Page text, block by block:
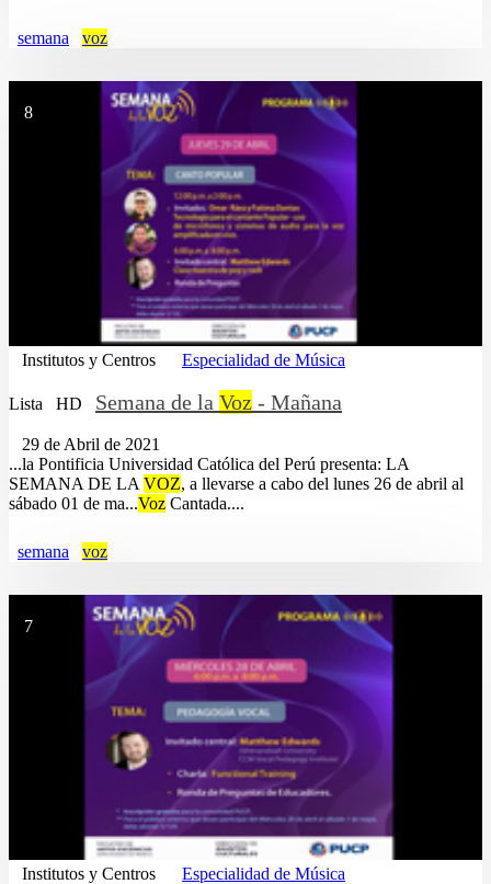
semana voz
8
Institutos y Centros Especialidad de Música
Lista HD Semana de la Voz - Mañana
29 de Abril de 2021
...la Pontificia Universidad Católica del Perú presenta: LA
SEMANA DE LA VOZ, a llevarse a cabo del lunes 26 de abril al
sábado 01 de ma...Voz Cantada....
semana voz
7
Institutos y Centros Especialidad de Música